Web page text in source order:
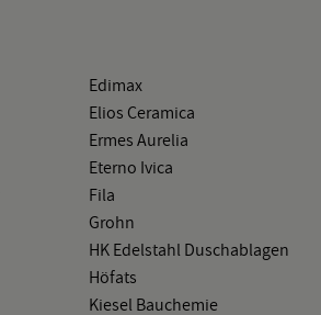
Edi­max
Elios Ce­ra­mi­ca
Ermes Au­re­lia
Eter­no Ivica
Fila
Grohn
HK Edel­stahl Du­sch­ab­la­gen
Hö­f­ats
Kie­sel Bau­che­mie